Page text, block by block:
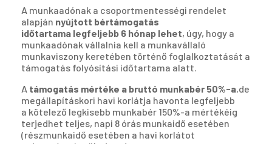
A munkaadónak a csoportmentességi rendelet
alapján nyújtott bértámogatás
időtartama legfeljebb 6 hónap lehet, úgy, hogy a
munkaadónak vállalnia kell a munkavállaló
munkaviszony keretében történő foglalkoztatását a
támogatás folyósítási időtartama alatt.
A támogatás mértéke a bruttó munkabér 50%-a,de
megállapításkori havi korlátja havonta legfeljebb
a kötelező legkisebb munkabér 150%-a mértékéig
terjedhet teljes, napi 8 órás munkaidő esetében
(részmunkaidő esetében a havi korlátot